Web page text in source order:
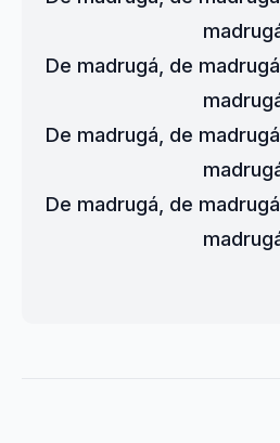
De madrugá, de
De madrugá, de
De madrugá, de